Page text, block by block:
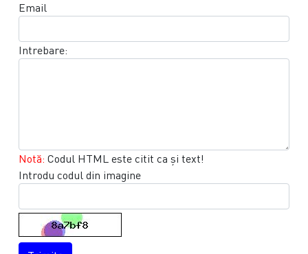
Email
Intrebare:
Notă: Codul HTML este citit ca şi text!
Introdu codul din imagine